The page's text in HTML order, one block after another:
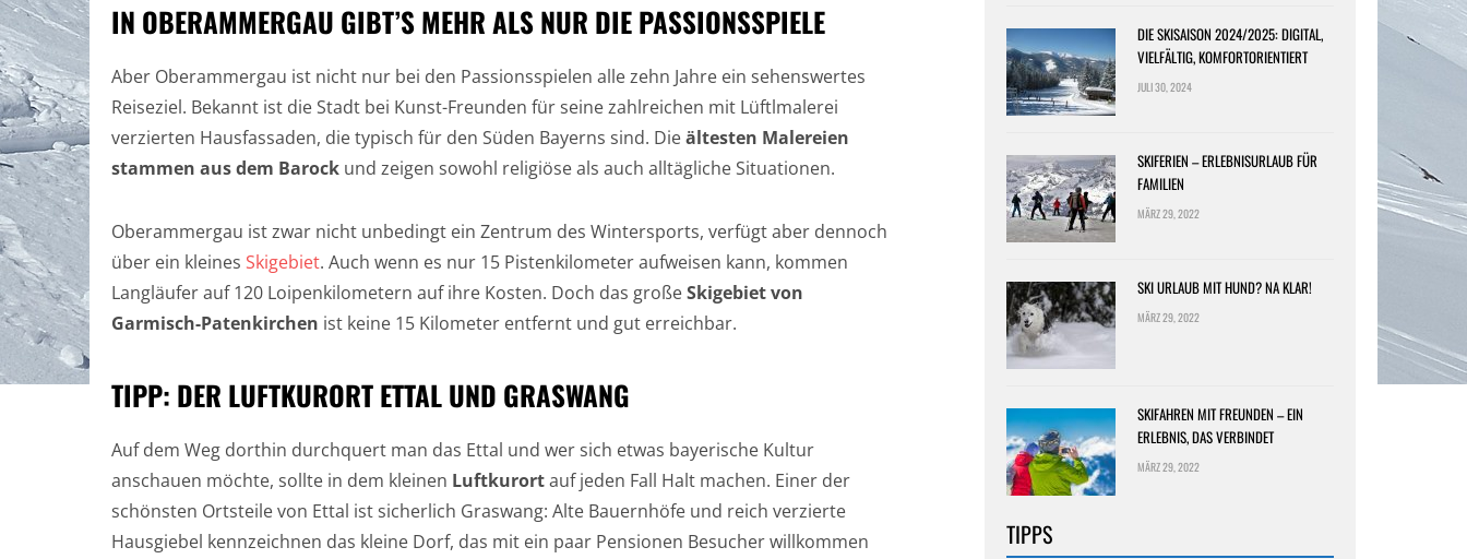
IN OBERAMMERGAU GIBT’S MEHR ALS NUR DIE PASSIONSSPIELE
Aber Oberammergau ist nicht nur bei den Passionsspielen alle zehn Jahre ein sehenswertes
Reiseziel. Bekannt ist die Stadt bei Kunst-Freunden für seine zahlreichen mit Lüftlmalerei
verzierten Hausfassaden, die typisch für den Süden Bayerns sind. Dieältesten Malereien
stammen aus dem Barock und zeigen sowohl religiöse als auch alltägliche Situationen.
Oberammergau ist zwar nicht unbedingt ein Zentrum des Wintersports, verfügt aber dennoch
über ein kleines Skigebiet. Auch wenn es nur 15 Pistenkilometer aufweisen kann, kommen
Langläufer auf 120 Loipenkilometern auf ihre Kosten. Doch das großeSkigebiet von
Garmisch-Patenkirchen ist keine 15 Kilometer entfernt und gut erreichbar.
TIPP: DER LUFTKURORT ETTAL UND GRASWANG
Auf dem Weg dorthin durchquert man das Ettal und wer sich etwas bayerische Kultur
anschauen möchte, sollte in dem kleinen Luftkurortauf jeden Fall Halt machen. Einer der
schönsten Ortsteile von Ettal ist sicherlich Graswang: Alte Bauernhöfe und reich verzierte
Hausgiebel kennzeichnen das kleine Dorf, das mit ein paar Pensionen Besucher willkommen
DIE SKISAISON 2024/2025: DIGITAL,
VIELFÄLTIG, KOMFORTORIENTIERT
JULI 30, 2024
SKIFERIEN – ERLEBNISURLAUB FÜR
FAMILIEN
MÄRZ 29, 2022
SKI URLAUB MIT HUND? NA KLAR!
MÄRZ 29, 2022
SKIFAHREN MIT FREUNDEN – EIN
ERLEBNIS, DAS VERBINDET
MÄRZ 29, 2022
TIPPS